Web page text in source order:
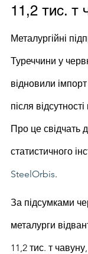
11,2 тис. т
Металургійні
Туреччини у
відновили
після
Про це свідчать
статистичного
SteelOrbis.
За підсумками
металурги
11,2 тис. т